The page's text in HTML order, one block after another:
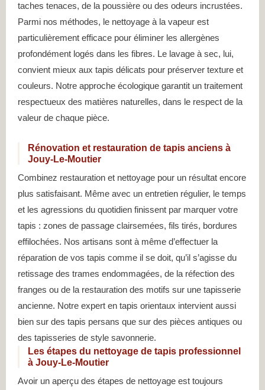
taches tenaces, de la poussière ou des odeurs incrustées.
Parmi nos méthodes, le nettoyage à la vapeur est
particulièrement efficace pour éliminer les allergènes
profondément logés dans les fibres. Le lavage à sec, lui,
convient mieux aux tapis délicats pour préserver texture et
couleurs. Notre approche écologique garantit un traitement
respectueux des matières naturelles, dans le respect de la
valeur de chaque pièce.
Rénovation et restauration de tapis anciens à
Jouy-Le-Moutier
Combinez restauration et nettoyage pour un résultat encore
plus satisfaisant. Même avec un entretien régulier, le temps
et les agressions du quotidien finissent par marquer votre
tapis : zones de passage clairsemées, fils tirés, bordures
effilochées. Nos artisans sont à même d’effectuer la
réparation de vos tapis comme il se doit, qu’il s’agisse du
retissage des trames endommagées, de la réfection des
franges ou de la restauration des motifs sur une tapisserie
ancienne. Notre expert en tapis orientaux intervient aussi
bien sur des tapis persans que sur des pièces antiques ou
des tapisseries de style savonnerie.
Les étapes du nettoyage de tapis professionnel
à Jouy-Le-Moutier
Avoir un aperçu des étapes de nettoyage est toujours